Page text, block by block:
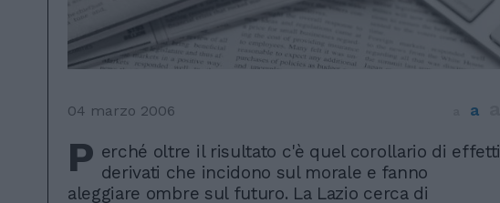
04 marzo 2006 a
P erché oltre il risultato c'è quel corollario di effetti
derivati che incidono sul morale e fanno
aleggiare ombre sul futuro. La Lazio cerca di